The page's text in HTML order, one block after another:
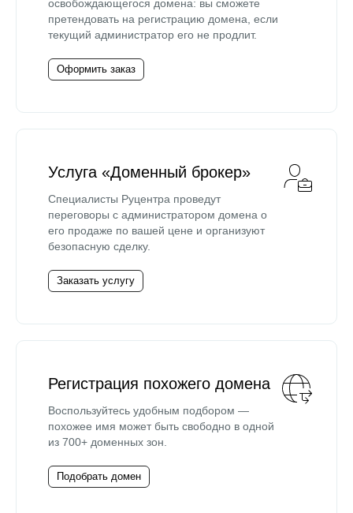
освобождающегося домена: вы сможете
претендовать на регистрацию домена, если
текущий администратор его не продлит.
Оформить заказ
Услуга «Доменный брокер»
Специалисты Руцентра проведут
переговоры с администратором домена о
его продаже по вашей цене и организуют
безопасную сделку.
Заказать услугу
Регистрация похожего домена
Воспользуйтесь удобным подбором —
похожее имя может быть свободно в одной
из 700+ доменных зон.
Подобрать домен